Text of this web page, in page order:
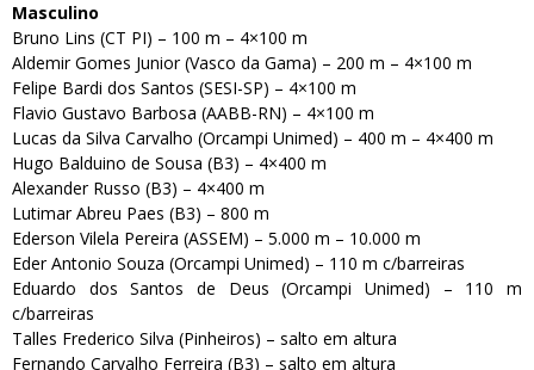
Masculino
Bruno Lins (CT PI) – 100 m – 4×100 m
Aldemir Gomes Junior (Vasco da Gama) – 200 m – 4×100 m
Felipe Bardi dos Santos (SESI-SP) – 4×100 m
Flavio Gustavo Barbosa (AABB-RN) – 4×100 m
Lucas da Silva Carvalho (Orcampi Unimed) – 400 m – 4×400 m
Hugo Balduino de Sousa (B3) – 4×400 m
Alexander Russo (B3) – 4×400 m
Lutimar Abreu Paes (B3) – 800 m
Ederson Vilela Pereira (ASSEM) – 5.000 m – 10.000 m
Eder Antonio Souza (Orcampi Unimed) – 110 m c/barreiras
Eduardo dos Santos de Deus (Orcampi Unimed) – 110 m
c/barreiras
Talles Frederico Silva (Pinheiros) – salto em altura
Fernando Carvalho Ferreira (B3) – salto em altura